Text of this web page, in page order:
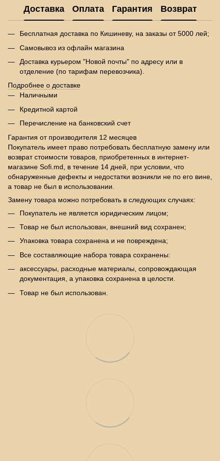
Доставка Оплата Гарантия Возврат
Бесплатная доставка по Кишиневу, на заказы от 5000 лей;
Самовывоз из офлайн магазина
Доставка курьером "Новой почты" по адресу или в
отделение (по тарифам перевозчика).
Подробнее о доставке
Наличными
Кредитной картой
Перечисление на банковский счет
Гарантия от производителя 12 месяцев
Покупатель имеет право потребовать бесплатную замену или
возврат стоимости товаров, приобретенных в интернет-
магазине Sofi.md, в течение 14 дней, при условии, что
обнаруженные дефекты и недостатки возникли не по его вине,
а товар не был в использовании.
Замену товара можно потребовать в следующих случаях:
Покупатель не является юридическим лицом;
Товар не был использован, внешний вид сохранен;
Упаковка товара сохранена и не повреждена;
Все составляющие набора товара сохранены:
аксессуары, расходные материалы, сопровождающая
документация, а упаковка сохранена в целости.
Товар не был использован.